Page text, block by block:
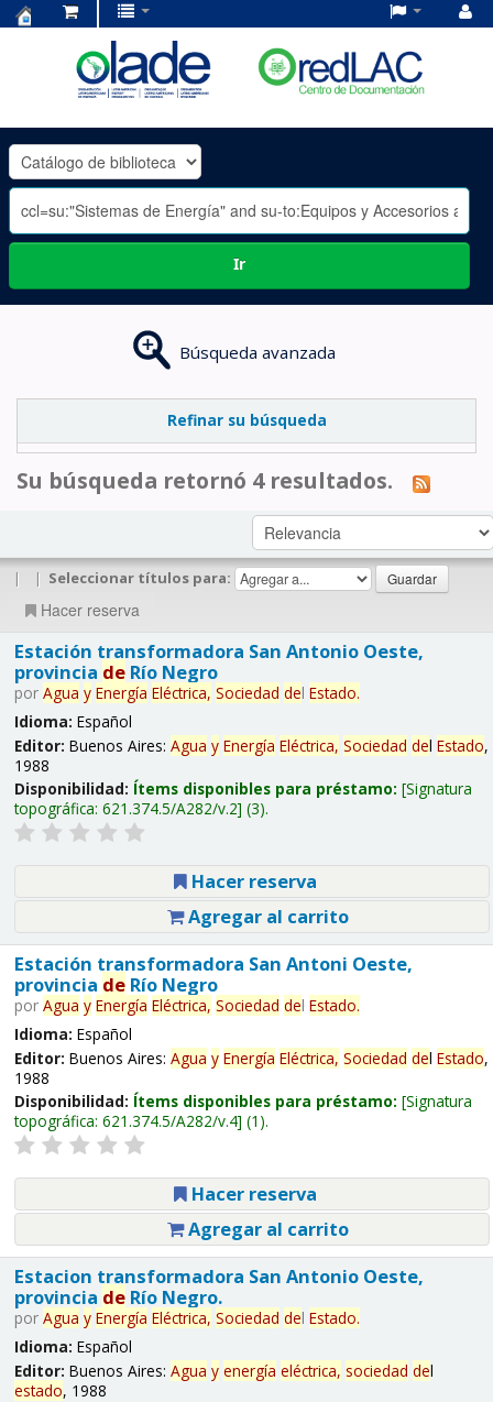
OLADE
-
Ir
Búsqueda avanzada
Refinar su búsqueda
Su búsqueda retornó 4 resultados.
| | Seleccionar títulos para:
Hacer reserva
Estación transformadora San Antonio Oeste,
provincia deRío Negro
por Agua y Energía Eléctrica, Sociedad del Estado.
Idioma: Español
Editor: Buenos Aires: Agua y Energía Eléctrica, Sociedad del Estado,
1988
Disponibilidad: Ítems disponibles para préstamo: Signatura
topográfica: 621.374.5/A282/v.2 (3).
Hacer reserva
Agregar al carrito
Estación transformadora San Antoni Oeste,
provincia deRío Negro
por Agua y Energía Eléctrica, Sociedad del Estado.
Idioma: Español
Editor: Buenos Aires: Agua y Energía Eléctrica, Sociedad del Estado,
1988
Disponibilidad: Ítems disponibles para préstamo: Signatura
topográfica: 621.374.5/A282/v.4 (1).
Hacer reserva
Agregar al carrito
Estacion transformadora San Antonio Oeste,
provincia deRío Negro.
por Agua y Energía Eléctrica, Sociedad del Estado.
Idioma: Español
Editor: Buenos Aires: Agua y energía eléctrica, sociedad del
estado, 1988